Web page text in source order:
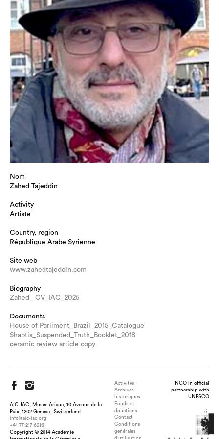
Title : Nu-Shabtis, Egyptian Faience, dimension : 28cm ,
Nom
Zahed Tajeddin
Activity
Artiste
Country, region
République Arabe Syrienne
Site web
www.zahedtajeddin.com
Biography
Zahed_ CV_IAC_2025
Documents
House of Parliment_Brazil_2015_Catalogue
Shabtis_Suspended_Truth_Booklet_2018
ceramic review article copy
AIC-IAC, Musée Ariana, 10 Avenue de la
Paix, 1202 Geneva - Switzerland
info@aic-iac.org
+41 77 217 6216
Copyright © 2014 Académie
Activités
Archives
historiques
Fonds et
donations
Contact
Conditions
générales
NGO in official
partnership with
UNESCO